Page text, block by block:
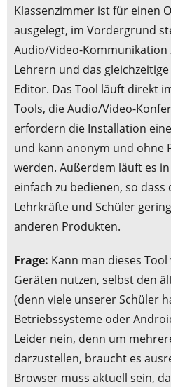
Klassenzimmer ist für einen
ausgelegt, im Vordergrund
Audio/Video-Kommunikation
Lehrern und das
Editor. Das Tool läuft direkt
Tools, die Audio/Video-
erfordern die Installation
und kann anonym und ohne
werden. Außerdem läuft es
einfach zu bedienen, so
Lehrkräfte und Schüler
anderen Produkten.
Frage: Kann man dieses
Geräten nutzen, selbst den
(denn viele unserer Schüler
Betriebssysteme oder
Leider nein, denn um
darzustellen, braucht es
Browser muss aktuell sein,